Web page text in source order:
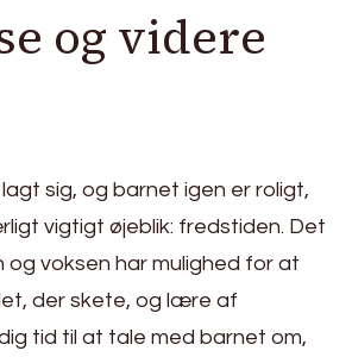
og videre
sig, og barnet igen er roligt,
vigtigt øjeblik: fredstiden. Det
og voksen har mulighed for at
der skete, og lære af
tid til at tale med barnet om,